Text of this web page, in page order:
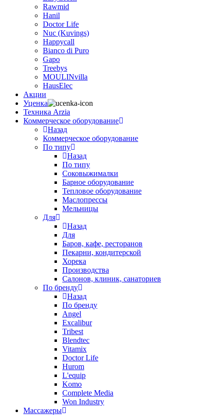
Rawmid
Hanil
Doctor Life
Nuc (Kuvings)
Happycall
Bianco di Puro
Gapo
Treebys
MOULINvilla
HausElec
Акции
Уценка
Техника Arzia
Коммерческое оборудование
Назад
Коммерческое оборудование
По типу
Назад
По типу
Соковыжималки
Барное оборудование
Тепловое оборудование
Маслопрессы
Мельницы
Для
Назад
Для
Баров, кафе, ресторанов
Пекарни, кондитерской
Хорека
Производства
Салонов, клиник, санаториев
По бренду
Назад
По бренду
Angel
Excalibur
Tribest
Blendtec
Vitamix
Doctor Life
Hurom
L'equip
Komo
Complete Media
Won Industry
Массажеры